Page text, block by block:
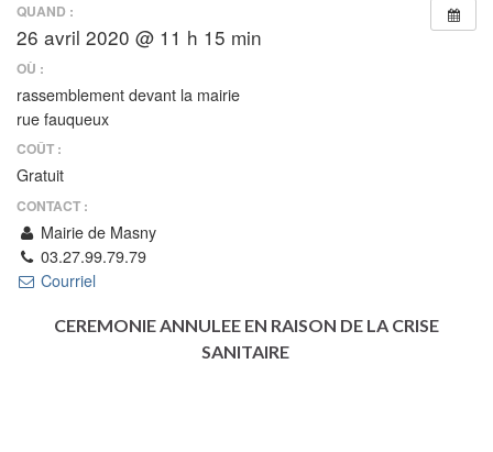
QUAND :
26 avril 2020 @ 11 h 15 min
OÙ :
rassemblement devant la mairie
rue fauqueux
COÛT :
Gratuit
CONTACT :
Mairie de Masny
03.27.99.79.79
Courriel
CEREMONIE ANNULEE EN RAISON DE LA CRISE
SANITAIRE